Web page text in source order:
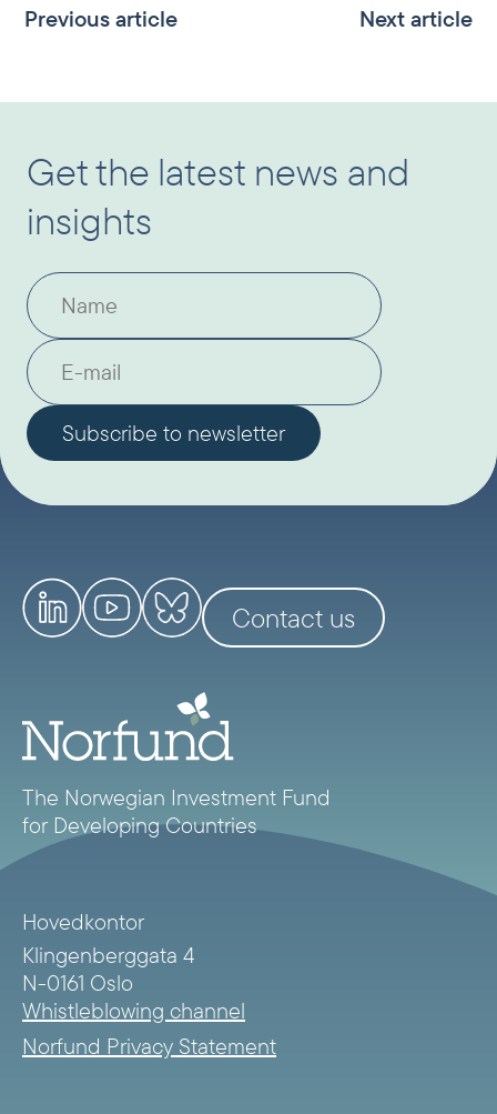
Previous article Next article
Get the latest news and
insights
Contact us
The Norwegian Investment Fund
for Developing Countries
Hovedkontor
Klingenberggata 4
N-0161 Oslo
Whistleblowing channel
Norfund Privacy Statement